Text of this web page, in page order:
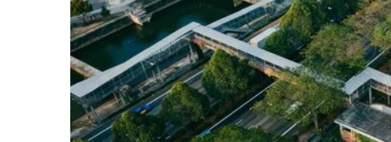
Dowiedz się, jakie są
najważniejsze aspekty
podczas wybierania
systemu kominowego,
jego efektywną pracę i
bezpieczeństwo.